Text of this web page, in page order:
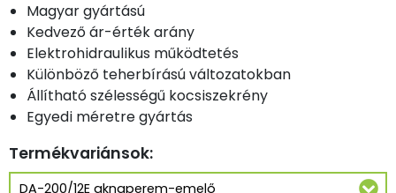
Magyar gyártású
Kedvező ár-érték arány
Elektrohidraulikus működtetés
Különböző teherbírású változatokban
Állítható szélességű kocsiszekrény
Egyedi méretre gyártás
Termékvariánsok: